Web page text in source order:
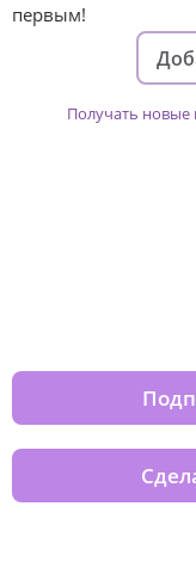
первым!
Получать новые